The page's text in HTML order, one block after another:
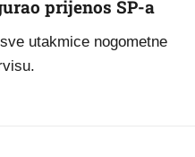
prijenos SP-a
utakmice nogometne